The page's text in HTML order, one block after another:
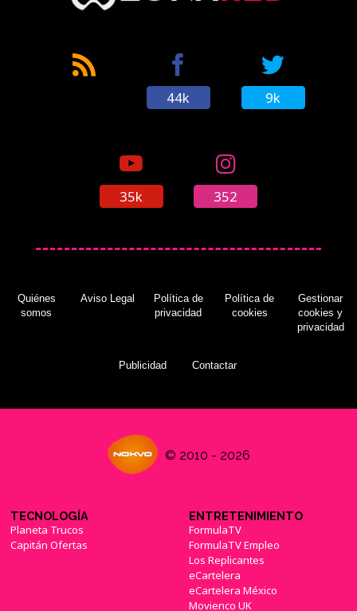
44k 9k
35k 352
Quiénes
somos
Aviso Legal
Política de
privacidad
Política de
cookies
Gestionar
cookies y
privacidad
Publicidad Contactar
© 2010 - 2026
TECNOLOGÍA
Planeta Trucos
Capitán Ofertas
ENTRETENIMIENTO
FormulaTV
FormulaTV Empleo
Los Replicantes
eCartelera
eCartelera México
Movienco UK